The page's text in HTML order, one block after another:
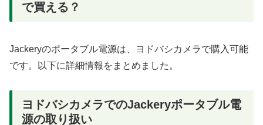
で買える？
Jackeryのポータブル電源は、ヨドバシカメラで購入可能
です。以下に詳細情報をまとめました。
ヨドバシカメラでのJackeryポータブル電
源の取り扱い